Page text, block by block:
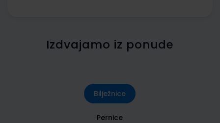
Izdvajamo iz ponude
Bilježnice
Pernice